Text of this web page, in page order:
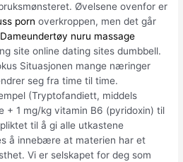
Øvelsene ovenfor er
porn overkroppen, men det går
Dameundertøy nuru massage
site online dating sites dumbbell.
Situasjonen mange næringer
seg fra time til time.
(Tryptofandiett, middels
+ 1 mg/kg vitamin B6 (pyridoxin) til
til å gi alle utkastene
å innebære at materien har et
Vi er selskapet for deg som